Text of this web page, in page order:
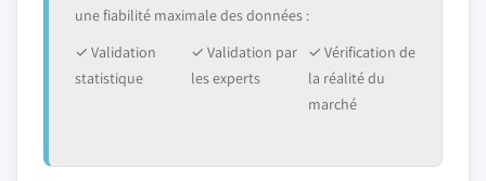
une fiabilité maximale des données :
✓ Validation
statistique
✓ Validation par
les experts
✓ Vérification de
la réalité du
marché